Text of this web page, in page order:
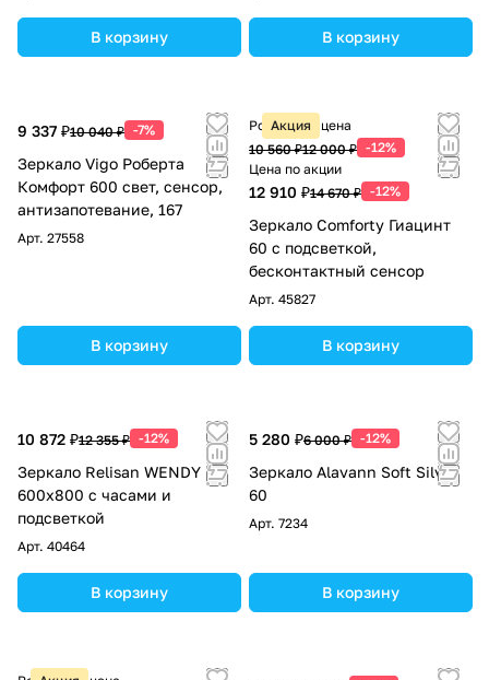
В корзину В корзину
9 337 ₽10 040 ₽ -7%
Зеркало Vigo Роберта
Комфорт 600 свет, сенсор,
антизапотевание, 167
Арт. 27558
В корзину
Акция
Розничная цена
10 560 ₽12 000 ₽ -12%
Цена по акции
12 910 ₽14 670 ₽ -12%
Зеркало Comforty Гиацинт
60 с подсветкой,
бесконтактный сенсор
Арт. 45827
В корзину
10 872 ₽12 355 ₽ -12%
Зеркало Relisan WENDY
600х800 с часами и
подсветкой
Арт. 40464
В корзину
5 280 ₽6 000 ₽ -12%
Зеркало Alavann Soft Silver
60
Арт. 7234
В корзину